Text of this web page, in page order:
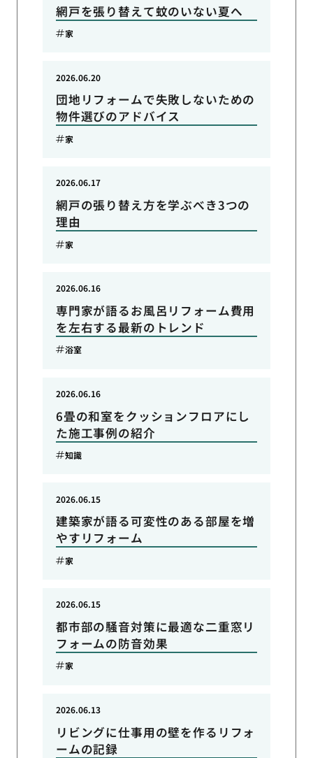
網戸を張り替えて蚊のいない夏へ
家
団地リフォームで失敗しないための
物件選びのアドバイス
2026.06.20
家
網戸の張り替え方を学ぶべき3つの
理由
2026.06.17
家
専門家が語るお風呂リフォーム費用
を左右する最新のトレンド
2026.06.16
浴室
6畳の和室をクッションフロアにし
た施工事例の紹介
2026.06.16
知識
建築家が語る可変性のある部屋を増
やすリフォーム
2026.06.15
家
都市部の騒音対策に最適な二重窓リ
フォームの防音効果
2026.06.15
家
リビングに仕事用の壁を作るリフォ
ームの記録
2026.06.13